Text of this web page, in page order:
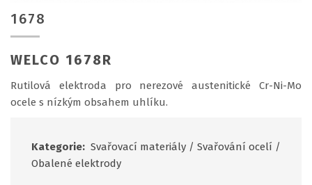
1678
WELCO 1678R
Rutilová elektroda pro nerezové austenitické Cr-Ni-Mo
ocele s nízkým obsahem uhlíku.
Kategorie: Svařovací materiály / Svařování ocelí /
Obalené elektrody